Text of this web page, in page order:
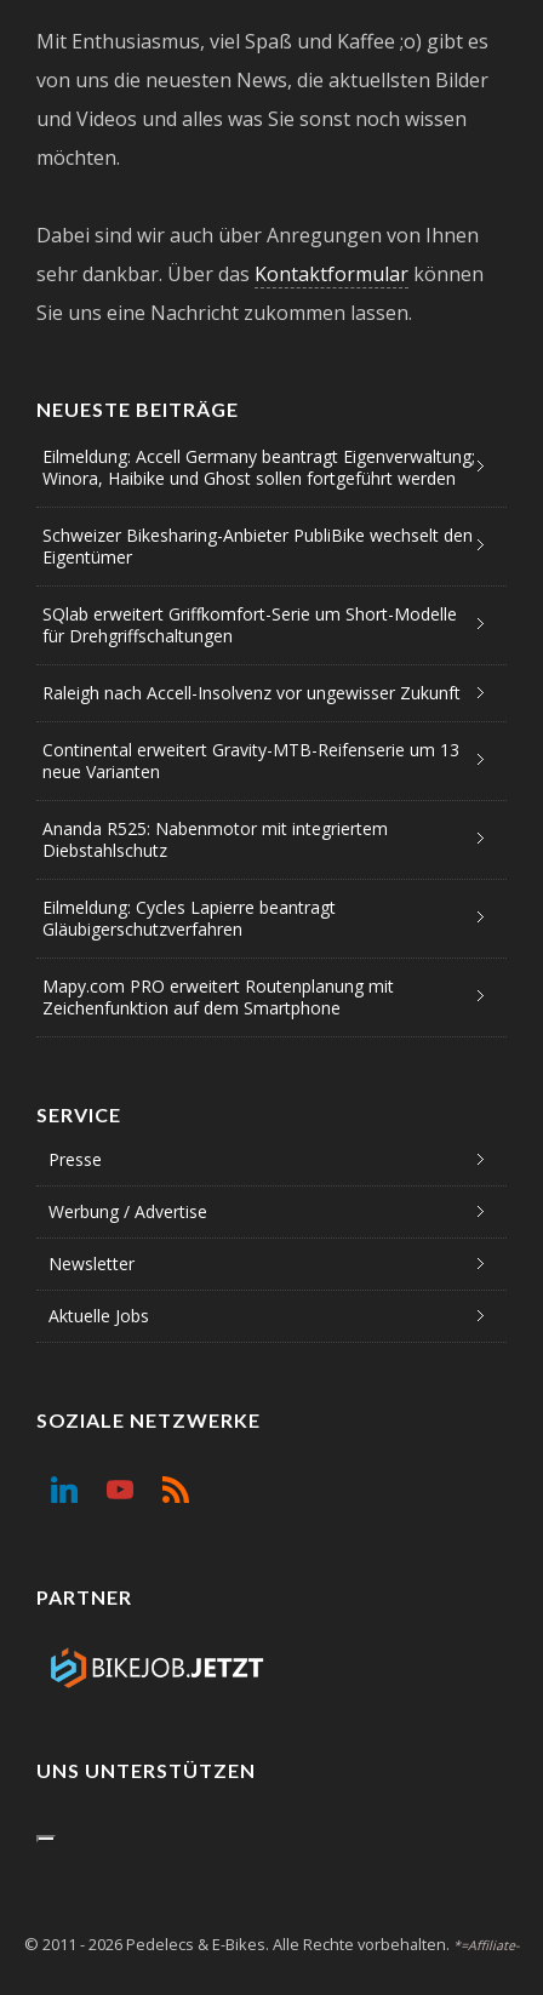
Mit Enthusiasmus, viel Spaß und Kaffee ;o) gibt es
von uns die neuesten News, die aktuellsten Bilder
und Videos und alles was Sie sonst noch wissen
möchten.
Dabei sind wir auch über Anregungen von Ihnen
sehr dankbar. Über das Kontaktformular können
Sie uns eine Nachricht zukommen lassen.
NEUESTE BEITRÄGE
Eilmeldung: Accell Germany beantragt Eigenverwaltung;
Winora, Haibike und Ghost sollen fortgeführt werden
Schweizer Bikesharing-Anbieter PubliBike wechselt den
Eigentümer
SQlab erweitert Griffkomfort-Serie um Short-Modelle
für Drehgriffschaltungen
Raleigh nach Accell-Insolvenz vor ungewisser Zukunft
Continental erweitert Gravity-MTB-Reifenserie um 13
neue Varianten
Ananda R525: Nabenmotor mit integriertem
Diebstahlschutz
Eilmeldung: Cycles Lapierre beantragt
Gläubigerschutzverfahren
Mapy.com PRO erweitert Routenplanung mit
Zeichenfunktion auf dem Smartphone
SERVICE
Presse
Werbung / Advertise
Newsletter
Aktuelle Jobs
SOZIALE NETZWERKE
PARTNER
UNS UNTERSTÜTZEN
© 2011 - 2026 Pedelecs & E-Bikes. Alle Rechte vorbehalten. *=Affiliate-